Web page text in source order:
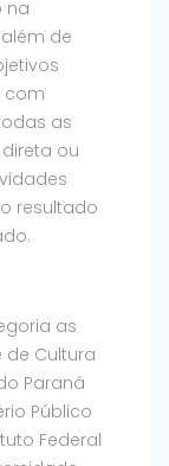
na
de
com
as
ou
resultado
as
de Cultura
Paraná
Público
Federal